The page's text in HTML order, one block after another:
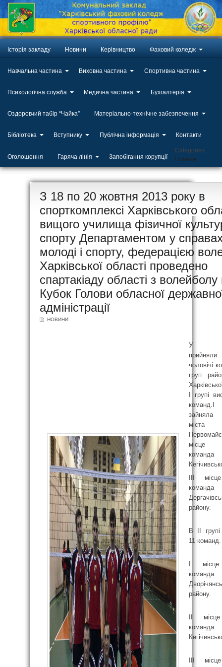
Історія закладу Новини Керівництво Фаховий коледж
Навчальна частина Виховна частина Спортивна частина
Психологічна служба Медична частина Бухгалтерія
Оздоровчий табір “Чайка” Матеріально-технічне забезпечення
Бібліотека Вступнику Публічна інформація Контакти
Оголошення Гаряча лінія Запобігання корупції
Categories
Новини
20
З 18 по 20 жовтня 2013 року в
спорткомплексі Харківського
вищого училища фізичної
спорту Департаментом у
молоді і спорту, федерацією
Харківської області проведено
спартакіаду області з волейболу
Кубок Голови обласної
адміністрації
НОВИНИ
У
чоловічі
груп
І групі
міста
місце
команда
ІІІ
команда
району.
В ІІ
11 команд.
І
команда
району.
ІІ
команда
ІІІ